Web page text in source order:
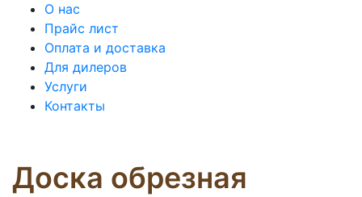
О нас
Прайс лист
Оплата и доставка
Для дилеров
Услуги
Контакты
Доска обрезная